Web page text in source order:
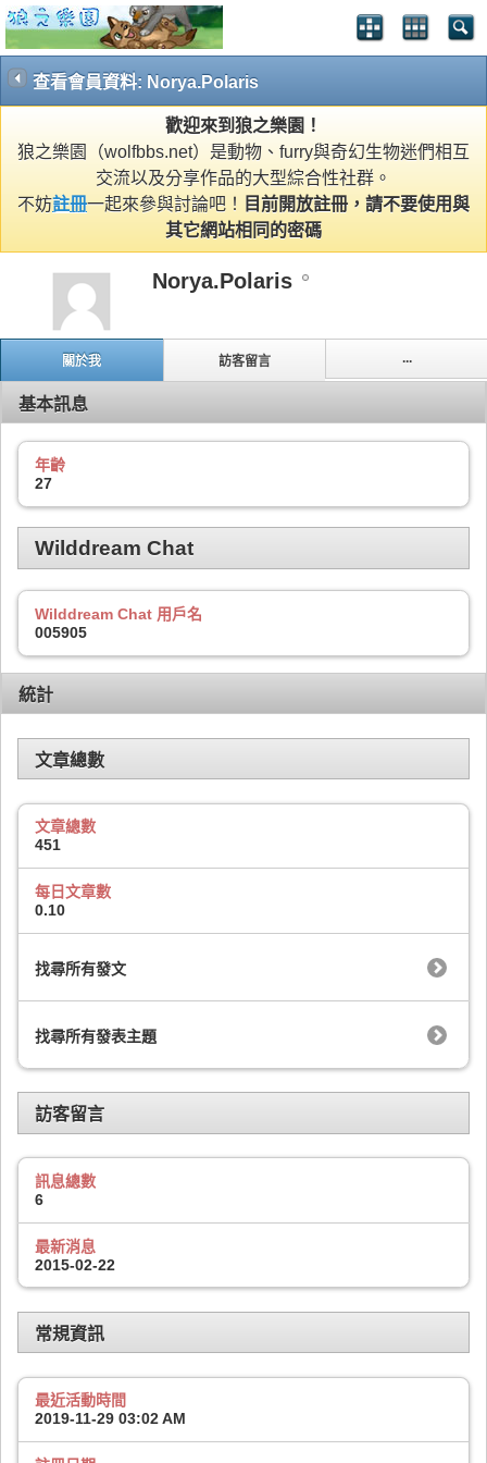
查看會員資料: Norya.Polaris
歡迎來到狼之樂園！
狼之樂園（wolfbbs.net）是動物、furry與奇幻生物迷們相互
交流以及分享作品的大型綜合性社群。
不妨註冊一起來參與討論吧！
目前開放註冊，請不要使用與
其它網站相同的密碼
Norya.Polaris
關於我 訪客留言 ...
基本訊息
年齡
27
Wilddream Chat
Wilddream Chat 用戶名
005905
統計
文章總數
文章總數
451
每日文章數
0.10
找尋所有發文
找尋所有發表主題
訪客留言
訊息總數
6
最新消息
2015-02-22
常規資訊
最近活動時間
2019-11-29 03:02 AM